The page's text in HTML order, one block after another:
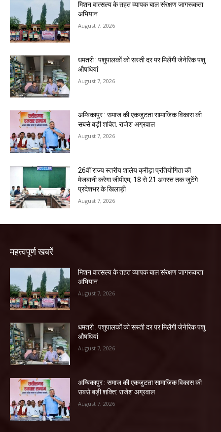
मिशन वात्सल्य के तहत व्यापक बाल संरक्षण जागरूकता
अभियान
August 7, 2026
धमतरी : पशुपालकों को सस्ती दर पर मिलेंगी जेनेरिक पशु
औषधियां
August 7, 2026
अम्बिकापुर : समाज की एकजुटता सामाजिक विकास की
सबसे बड़ी शक्ति: राजेश अग्रवाल
August 7, 2026
26वीं राज्य स्तरीय शालेय क्रीड़ा प्रतियोगिता की
मेजबानी करेगा जीपीएम, 18 से 21 अगस्त तक जुटेंगे
प्रदेशभर के खिलाड़ी
August 7, 2026
महत्वपूर्ण खबरें
मिशन वात्सल्य के तहत व्यापक बाल संरक्षण जागरूकता
अभियान
August 7, 2026
धमतरी : पशुपालकों को सस्ती दर पर मिलेंगी जेनेरिक पशु
औषधियां
August 7, 2026
अम्बिकापुर : समाज की एकजुटता सामाजिक विकास की
सबसे बड़ी शक्ति: राजेश अग्रवाल
August 7, 2026